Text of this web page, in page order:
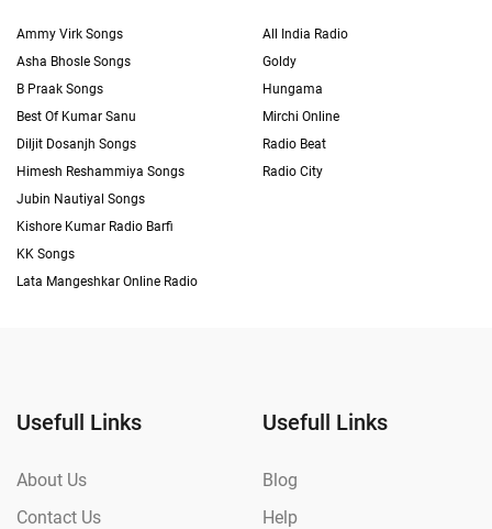
Ammy Virk Songs
Asha Bhosle Songs
B Praak Songs
Best Of Kumar Sanu
Diljit Dosanjh Songs
Himesh Reshammiya Songs
Jubin Nautiyal Songs
Kishore Kumar Radio Barfi
KK Songs
Lata Mangeshkar Online Radio
All India Radio
Goldy
Hungama
Mirchi Online
Radio Beat
Radio City
Usefull Links
About Us
Contact Us
Usefull Links
Blog
Help